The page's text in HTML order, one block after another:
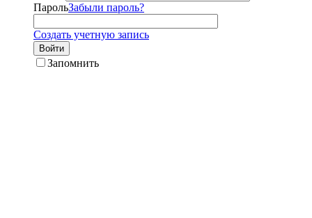
ПарольЗабыли пароль?
Создать учетную запись
Войти
Запомнить